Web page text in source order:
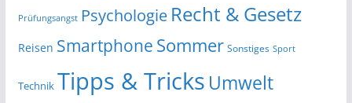
Prüfungsangst Psychologie Recht & Gesetz
Reisen Smartphone Sommer Sonstiges Sport
Technik Tipps & Tricks Umwelt